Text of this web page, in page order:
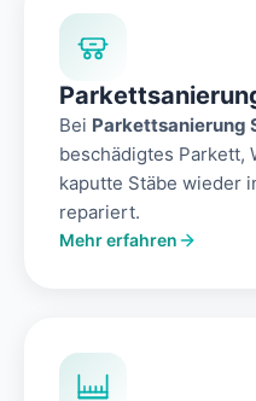
Bei Parkettsanierung
beschädigtes Parkett,
kaputte Stäbe wieder
repariert.
Mehr erfahren